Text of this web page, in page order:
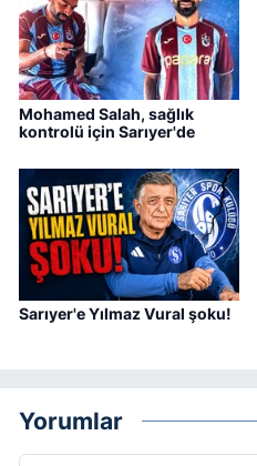
Mohamed Salah, sağlık
kontrolü için Sarıyer'de
Sarıyer'e Yılmaz Vural şoku!
Yorumlar